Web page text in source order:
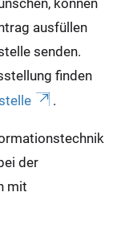
ausfüllen
senden.
finden
.
der
mit